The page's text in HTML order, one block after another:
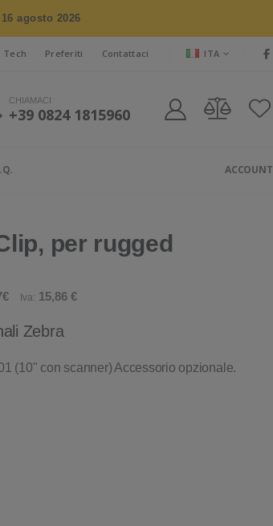
agosto 2026
Tech Preferiti Contattaci ITA
CHIAMACI
+39 0824 1815960
ACCOUNT
per rugged
Iva: 15,86 €
Zebra
(10" con scanner) Accessorio opzionale.